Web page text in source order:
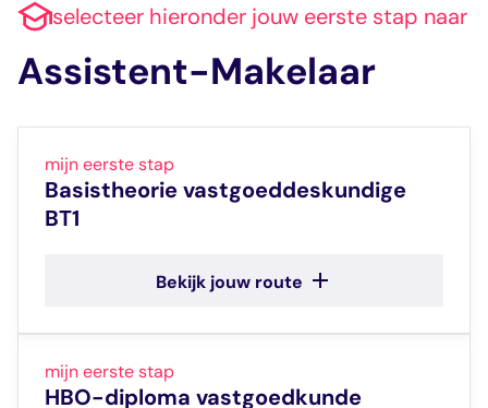
selecteer hieronder jouw eerste stap naar
Assistent-Makelaar
mijn eerste stap
Basistheorie vastgoeddeskundige
BT1
Praktijkmodule A-RMT
De Praktijkmodule A-RMT is
Bekijk jouw route
mijn eerste stap
HBO-diploma vastgoedkunde